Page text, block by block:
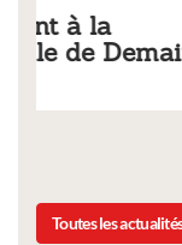
Tarifs
Liste des tarifs
délibération
Toutes les